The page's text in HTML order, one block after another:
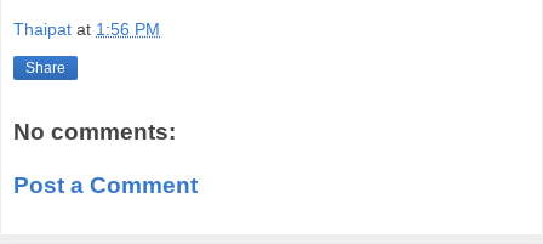
Thaipat at 1:56 PM
Share
No comments:
Post a Comment